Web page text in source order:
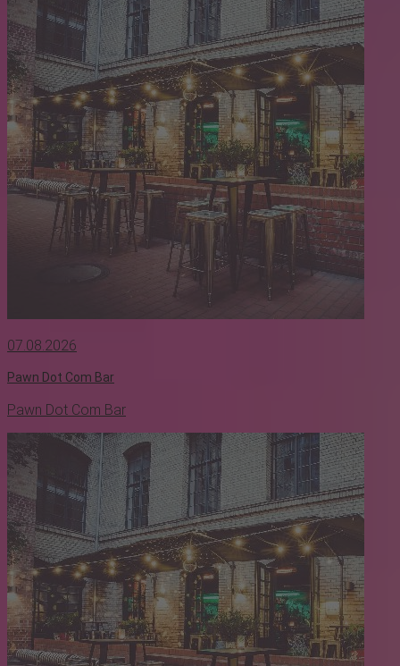
07.08.2026
Pawn Dot Com Bar
Pawn Dot Com Bar